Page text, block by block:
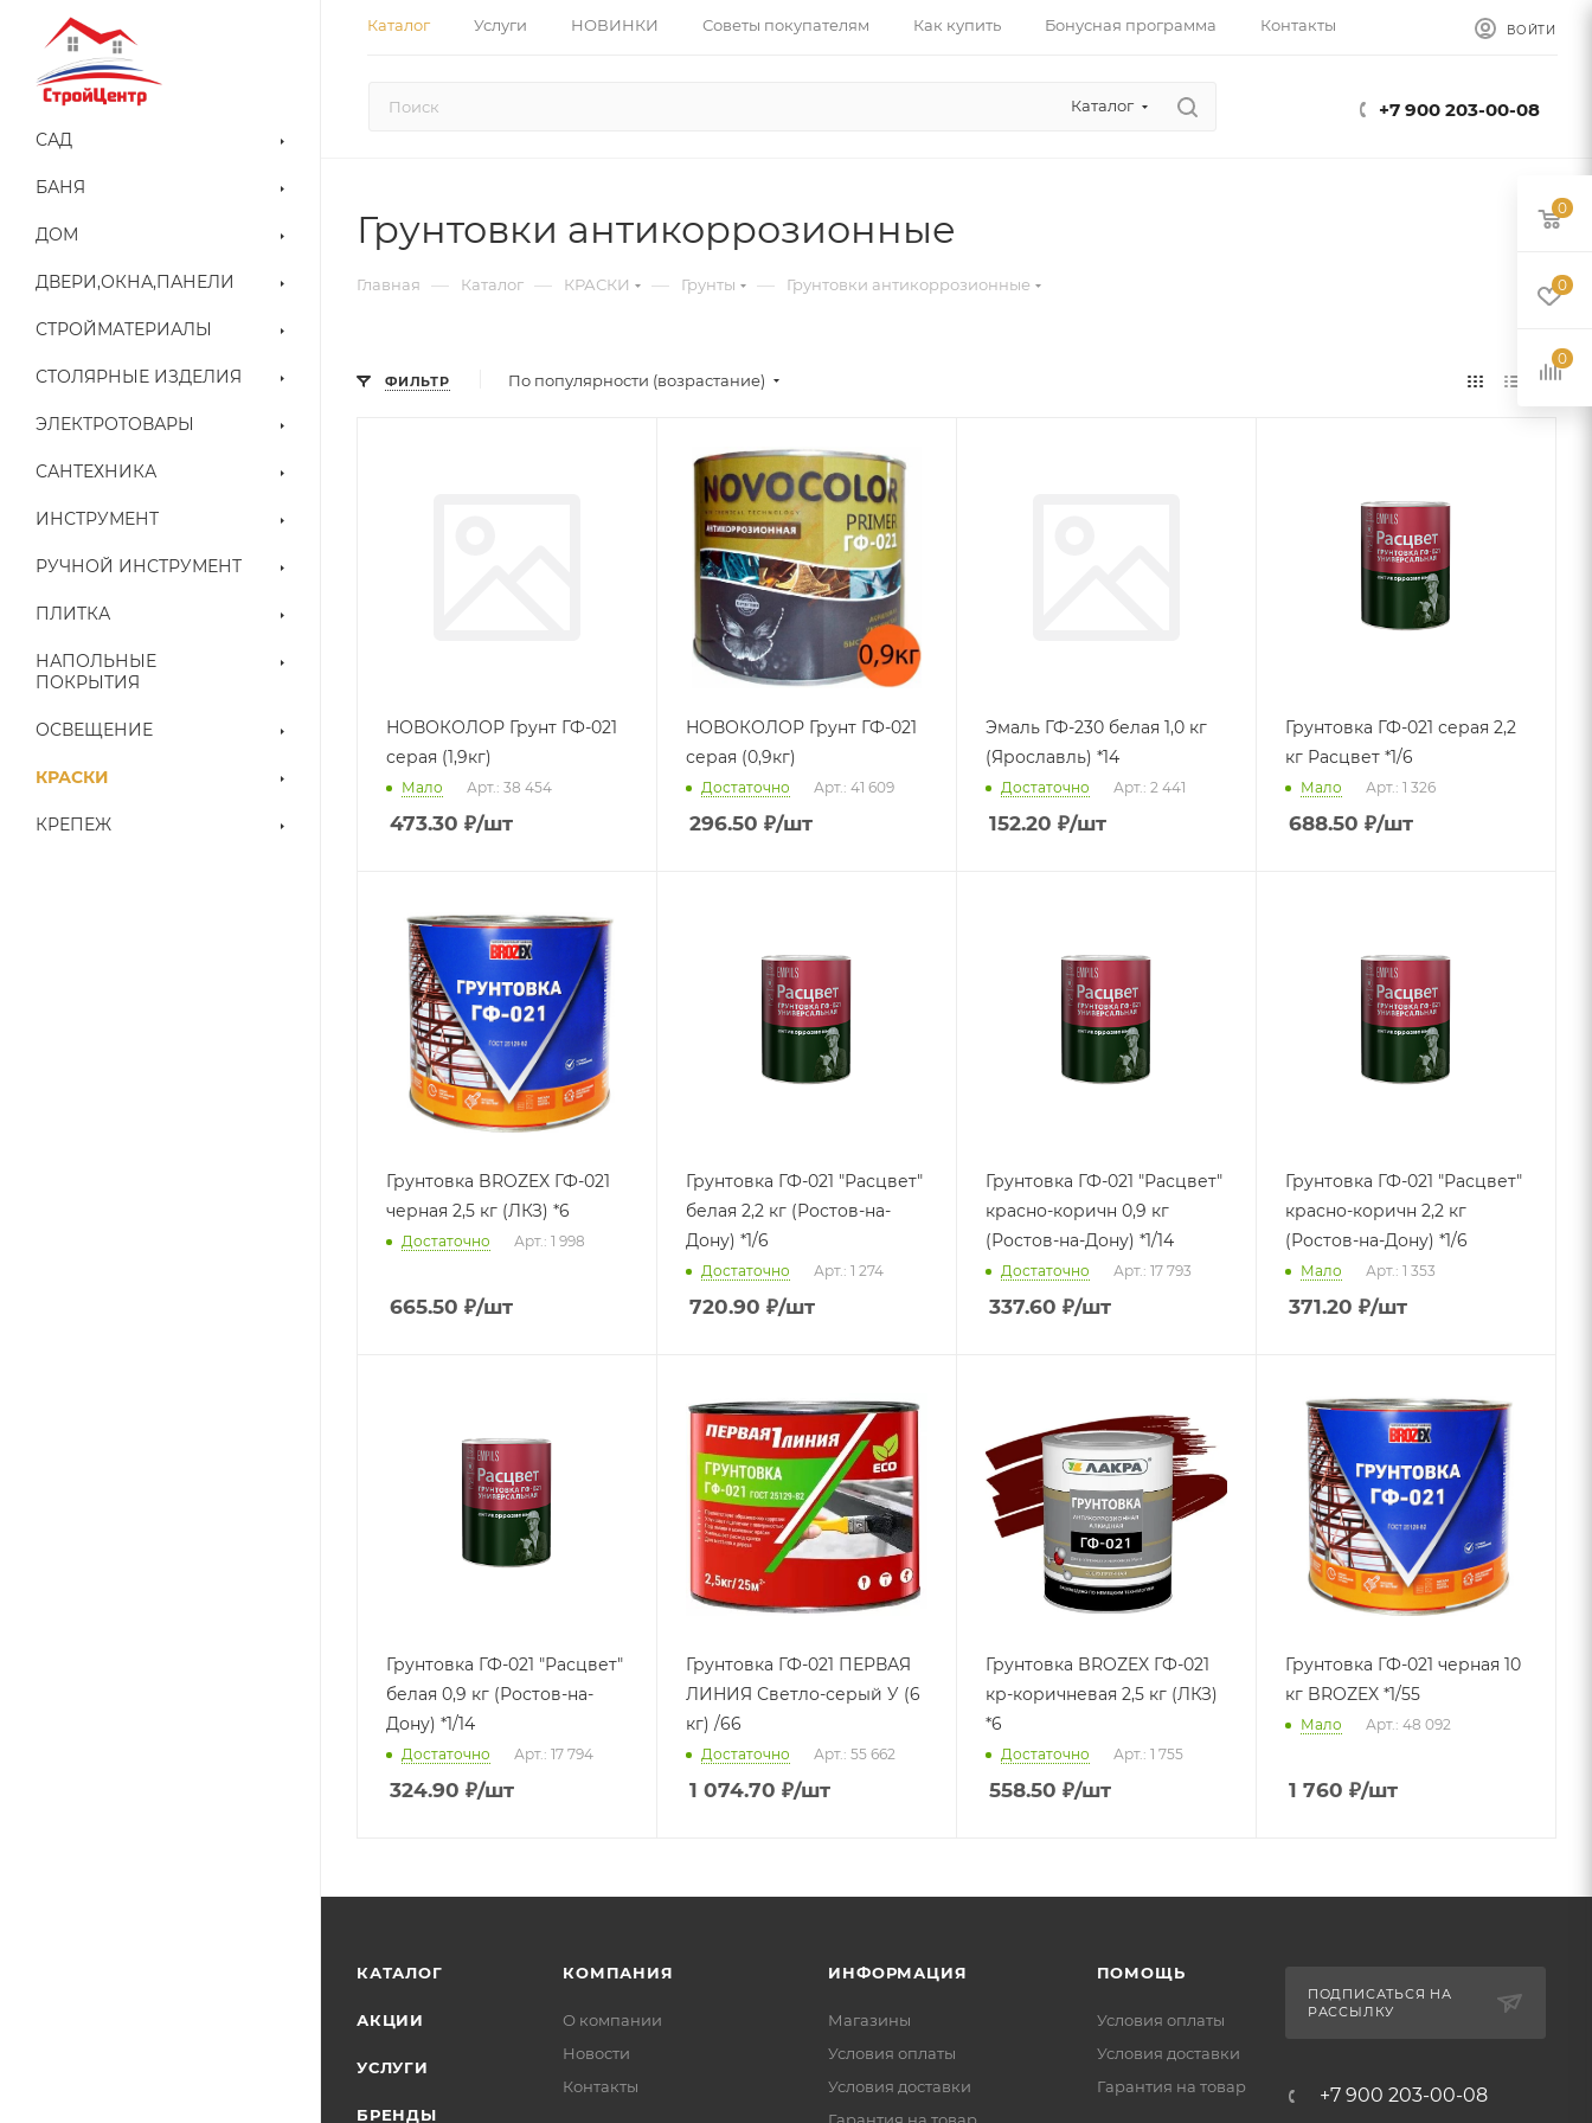
Каталог Услуги НОВИНКИ Советы покупателям Как купить Бонусная программа Контакты ВОЙТИ
Каталог +7 900 203-00-08
САД
БАНЯ
ДОМ
ДВЕРИ,ОКНА,ПАНЕЛИ
СТРОЙМАТЕРИАЛЫ
СТОЛЯРНЫЕ ИЗДЕЛИЯ
ЭЛЕКТРОТОВАРЫ
САНТЕХНИКА
ИНСТРУМЕНТ
РУЧНОЙ ИНСТРУМЕНТ
ПЛИТКА
НАПОЛЬНЫЕ
ПОКРЫТИЯ
ОСВЕЩЕНИЕ
КРАСКИ
КРЕПЕЖ
Грунтовки антикоррозионные
Главная — Каталог — КРАСКИ — Грунты — Грунтовки антикоррозионные
ФИЛЬТР По популярности (возрастание)
НОВОКОЛОР Грунт ГФ-021
серая (1,9кг)
Мало Арт.: 38 454
473.30 ₽/шт
НОВОКОЛОР Грунт ГФ-021
серая (0,9кг)
Достаточно Арт.: 41 609
296.50 ₽/шт
Эмаль ГФ-230 белая 1,0 кг
(Ярославль) *14
Достаточно Арт.: 2 441
152.20 ₽/шт
Грунтовка ГФ-021 серая 2,2
кг Расцвет *1/6
Мало Арт.: 1 326
688.50 ₽/шт
Грунтовка BROZEX ГФ-021
черная 2,5 кг (ЛКЗ) *6
Достаточно Арт.: 1 998
665.50 ₽/шт
Грунтовка ГФ-021 "Расцвет"
белая 2,2 кг (Ростов-на-
Дону) *1/6
Достаточно Арт.: 1 274
720.90 ₽/шт
Грунтовка ГФ-021 "Расцвет"
красно-коричн 0,9 кг
(Ростов-на-Дону) *1/14
Достаточно Арт.: 17 793
337.60 ₽/шт
Грунтовка ГФ-021 "Расцвет"
красно-коричн 2,2 кг
(Ростов-на-Дону) *1/6
Мало Арт.: 1 353
371.20 ₽/шт
Грунтовка ГФ-021 "Расцвет"
белая 0,9 кг (Ростов-на-
Дону) *1/14
Достаточно Арт.: 17 794
324.90 ₽/шт
Грунтовка ГФ-021 ПЕРВАЯ
ЛИНИЯ Светло-серый У (6
кг) /66
Достаточно Арт.: 55 662
1 074.70 ₽/шт
Грунтовка BROZEX ГФ-021
кр-коричневая 2,5 кг (ЛКЗ)
*6
Достаточно Арт.: 1 755
558.50 ₽/шт
Грунтовка ГФ-021 черная 10
кг BROZEX *1/55
Мало Арт.: 48 092
1 760 ₽/шт
КАТАЛОГ
АКЦИИ
УСЛУГИ
БРЕНДЫ
КОМПАНИЯ
О компании
Новости
Контакты
ИНФОРМАЦИЯ
Магазины
Условия оплаты
Условия доставки
ПОМОЩЬ
Условия оплаты
Условия доставки
Гарантия на товар
ПОДПИСАТЬСЯ НА
РАССЫЛКУ
+7 900 203-00-08
0
0
0